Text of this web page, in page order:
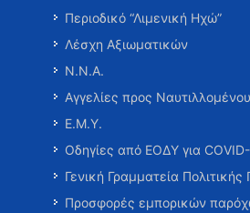
Περιοδικό “Λιμενική Ηχώ”
Λέσχη Αξιωματικών
Ν.Ν.Α.
Αγγελίες προς
Ε.Μ.Υ.
Οδηγίες από ΕΟΔΥ για
Γενική Γραμματεία
Προσφορές εμπορικών